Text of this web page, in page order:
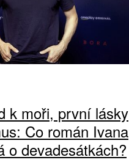
k moři, první lásky
Co román Ivana
o devadesátkách?